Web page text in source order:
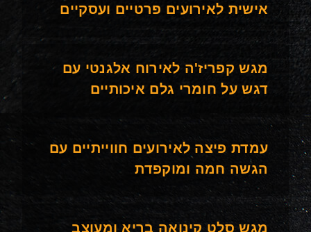
אישית לאירועים פרטיים ועסקיים
מגש קפריז'ה לאירוח אלגנטי עם
דגש על חומרי גלם איכותיים
עמדת פיצה לאירועים חווייתיים עם
הגשה חמה ומוקפדת
מגש סלט קינואה בריא ומעוצב